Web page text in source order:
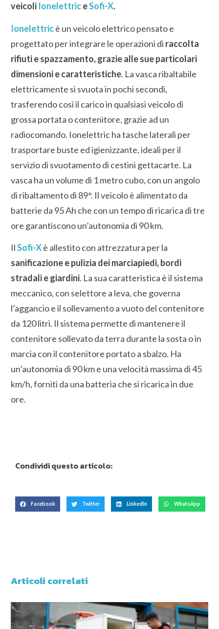
veicoli IonelettriceSofi-X.
Ionelettricè un veicolo elettrico pensato e
progettato per integrare le operazioni di raccolta
rifiuti e spazzamento, grazie alle sue particolari
dimensioni e caratteristiche. La vasca ribaltabile
elettricamente si svuota in pochi secondi,
trasferendo così il carico in qualsiasi veicolo di
grossa portata o contenitore, grazie ad un
radiocomando. Ionelettric ha tasche laterali per
trasportare buste ed igienizzante, ideali per il
servizio di svuotamento di cestini gettacarte. La
vasca ha un volume di 1 metro cubo, con un angolo
di ribaltamento di 89°. Il veicolo è alimentato da
batterie da 95 Ah che con un tempo di ricarica di tre
ore garantiscono un’autonomia di 90 km.
IlSofi-Xè allestito con attrezzatura per la
sanificazione e pulizia dei marciapiedi, bordi
stradali e giardini. La sua caratteristica è il sistema
meccanico, con selettore a leva, che governa
l’aggancio e il sollevamento a vuoto del contenitore
da 120 litri. Il sistema permette di mantenere il
contenitore sollevato da terra durante la sosta o in
marcia con il contenitore portato a sbalzo. Ha
un’autonomia di 90 km e una velocità massima di 45
km/h, forniti da una batteria che si ricarica in due
ore.
Condividi questo articolo:
Facebook Twitter LinkedIn WhatsApp
Articoli correlati